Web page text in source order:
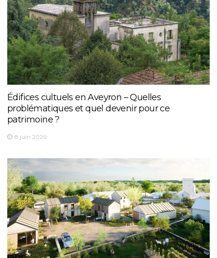
Édifices cultuels en Aveyron – Quelles
problématiques et quel devenir pour ce
patrimoine ?
8 juin 2026